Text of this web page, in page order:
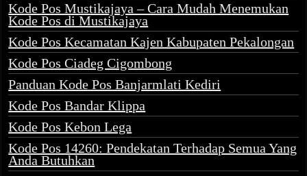
Kode Pos Mustikajaya – Cara Mudah Menemukan
Kode Pos di Mustikajaya
Kode Pos Kecamatan Kajen Kabupaten Pekalongan
Kode Pos Ciadeg Cigombong
Panduan Kode Pos Banjarmlati Kediri
Kode Pos Bandar Klippa
Kode Pos Kebon Lega
Kode Pos 14260: Pendekatan Terhadap Semua Yang
Anda Butuhkan